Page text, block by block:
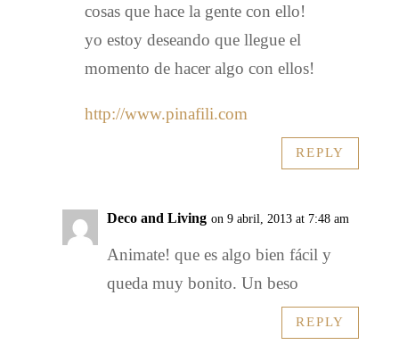
cosas que hace la gente con ello!
yo estoy deseando que llegue el
momento de hacer algo con ellos!
http://www.pinafili.com
REPLY
Deco and Living on 9 abril, 2013 at 7:48 am
Animate! que es algo bien fácil y
queda muy bonito. Un beso
REPLY